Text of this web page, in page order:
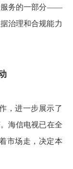
服务的一部分——
治理和合规能力
，进一步展示了
海信电视已在全
市场走，决定本